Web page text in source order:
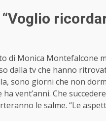
di Monica Montefalcone
dalla tv che hanno
sono giorni che non
vent’anni. Che
le salme. “Le